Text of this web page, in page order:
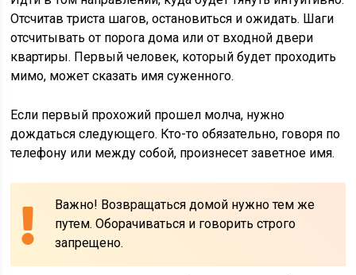
Отсчитав триста шагов, остановиться и ожидать. Шаги
отсчитывать от порога дома или от входной двери
квартиры. Первый человек, который будет проходить
мимо, может сказать имя суженного.
Если первый прохожий прошел молча, нужно
дождаться следующего. Кто-то обязательно, говоря по
телефону или между собой, произнесет заветное имя.
Важно! Возвращаться домой нужно тем же
путем. Оборачиваться и говорить строго
запрещено.